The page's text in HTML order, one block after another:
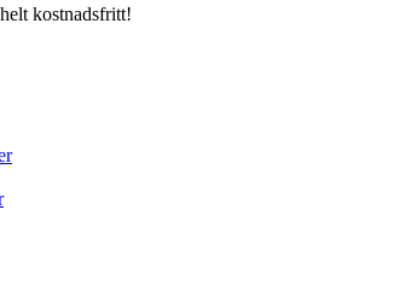
kostnadsfritt!